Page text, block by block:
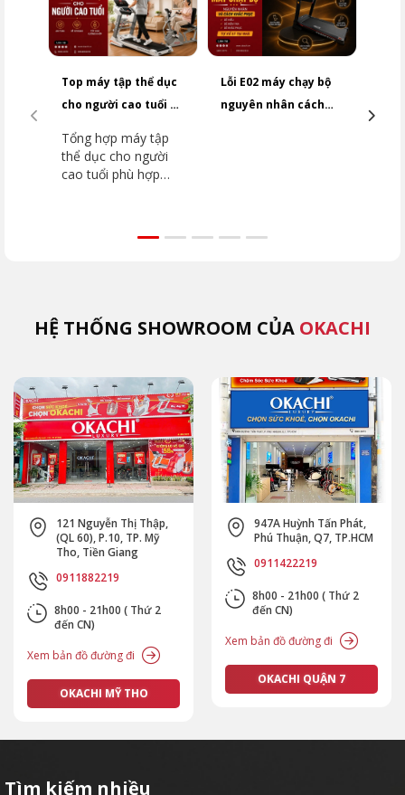
Top máy tập thể dục
cho người cao tuổi an
Tổng hợp máy tập
thể dục cho người
cao tuổi phù hợp
Lỗi E02 máy chạy bộ
nguyên nhân cách
HỆ THỐNG SHOWROOM CỦA OKACHI
947A Huỳnh Tấn Phát,
Phú Thuận, Q7, TP.HCM
0911422219
đến CN)
OKACHI QUẬN 7
654 Cộng Hoà, P.13. Q.
Tân Bình, TP.HCM
0911472219
8h00 - 21h00 ( Thứ 2
đến CN)
Xem bản đồ đường đi
OKACHI TÂN BÌNH
Tìm kiếm nhiều